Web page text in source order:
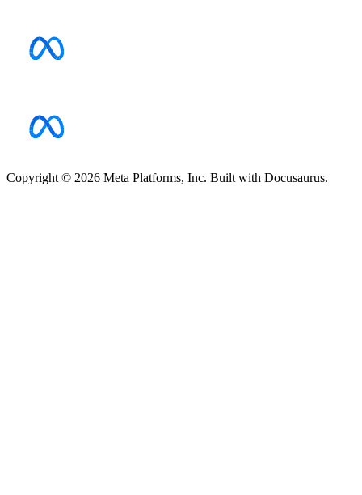
Copyright © 2026 Meta Platforms, Inc. Built with Docusaurus.